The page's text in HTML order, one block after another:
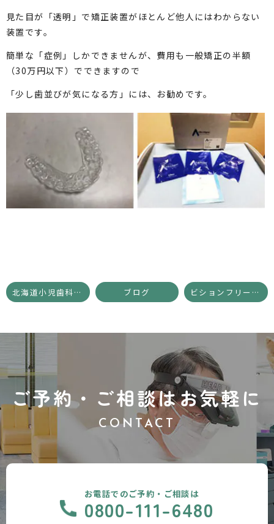
見た目が「透明」で矯正装置がほとんど他人にはわからない
装置です。
簡単な「症例」しかできませんが、費用も一般矯正の半額
（30万円以下）でできますので
「少し歯並びが気になる方」には、お勧めです。
北海道小児歯科学会に出席【院長ブログ】 ブログ ビションフリーゼがブーム到来？春太ブログ7月
ご予約・ご相談はお気軽に
CONTACT
お電話でのご予約・ご相談は
0800-111-6480